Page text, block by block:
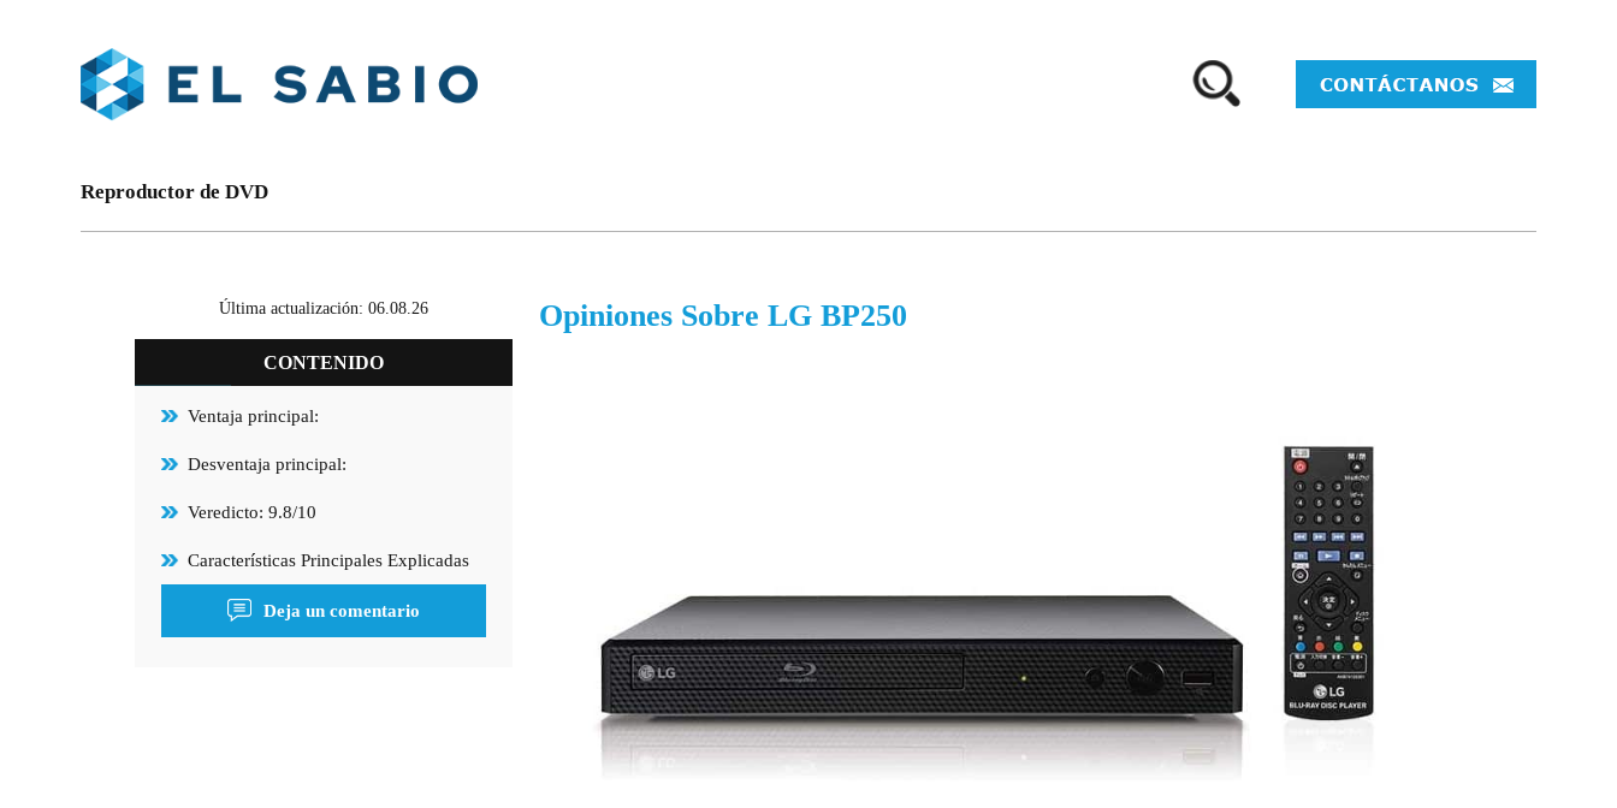
Reproductor de DVD
Última actualización: 06.08.26
CONTENIDO
Ventaja principal:
Desventaja principal:
Veredicto: 9.8/10
Características Principales Explicadas
Deja un comentario
Opiniones Sobre LG BP250